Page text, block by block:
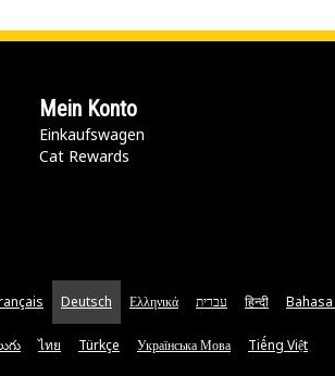
Mein Konto
Einkaufswagen
Cat Rewards
Deutsch Ελληνικά עברית हिन्दी
ไทย Türkçe Українська Мова Tiếng Việt